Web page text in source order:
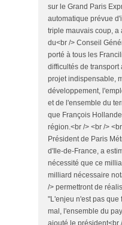
sur le Grand Paris
automatique prévue
triple mauvais coup, a
du<br /> Conseil
porté à tous les
difficultés de transport
projet indispensable,
développement,
et de l'ensemble du
que François
région.<br /> <br />
Président de Paris
d'Ile-de-France, a
nécessité que ce
milliard nécessaire
/> permettront de
"L'enjeu n'est pas que
mal, l'ensemble du
ajouté le président<br